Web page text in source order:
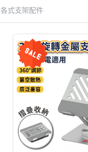
各式支架配件